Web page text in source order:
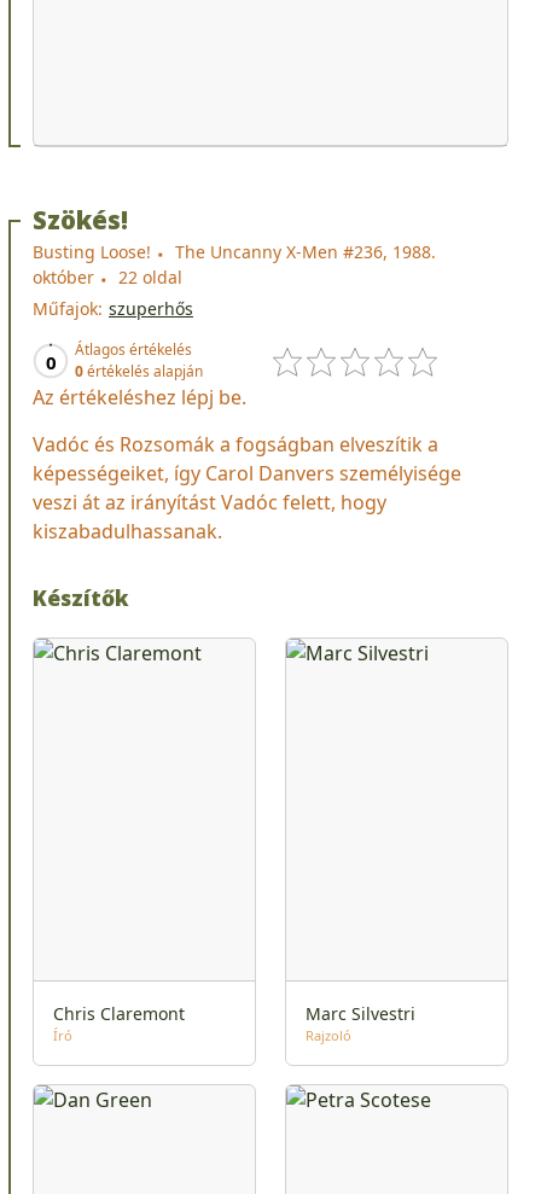
Szökés!
Busting Loose!
The Uncanny X-Men #236, 1988.
október
22 oldal
Műfajok: szuperhős
0
Átlagos értékelés
0értékelés alapján
Az értékeléshez lépj be.
Vadóc és Rozsomák a fogságban elveszítik a
képességeiket, így Carol Danvers személyisége
veszi át az irányítást Vadóc felett, hogy
kiszabadulhassanak.
Készítők
Chris Claremont
Író
Marc Silvestri
Rajzoló